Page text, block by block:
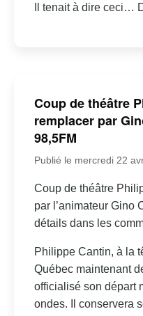
Il tenait à dire ceci…
Coup de théâtre
remplacer par
98,5FM
Publié le mercredi 22
Coup de théâtre
par l’animateur Gino
détails dans les
Philippe Cantin, à la
Québec maintenant
officialisé son départ
ondes. Il conservera